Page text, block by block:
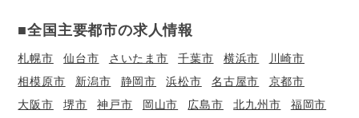
■全国主要都市の求人情報
札幌市 仙台市 さいたま市 千葉市 横浜市
川崎市
相模原市
新潟市 静岡市 浜松市 名古屋市
京都市
大阪市
堺市 神戸市 岡山市 広島市 北九州市
福岡市